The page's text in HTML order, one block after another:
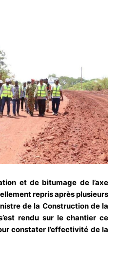
et de bitumage de l’axe
repris après plusieurs
de la Construction de la
rendu sur le chantier ce
constater l’effectivité de la